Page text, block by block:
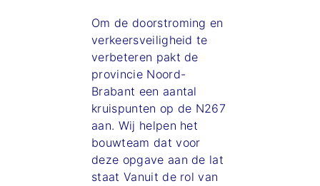
Om de doorstroming en
verkeersveiligheid te
verbeteren pakt de
provincie Noord-
Brabant een aantal
kruispunten op de N267
aan. Wij helpen het
bouwteam dat voor
deze opgave aan de lat
staat Vanuit de rol van